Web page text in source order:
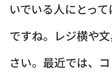
いでいる人にとっ
ですね。レジ横や
さい。最近では、